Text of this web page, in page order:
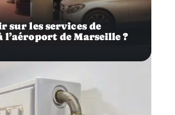
sur les services de
l’aéroport de Marseille ?